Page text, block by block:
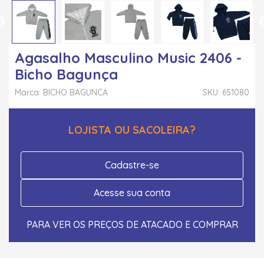
Agasalho Masculino Music 2406 -
Bicho Bagunça
SKU: 651080
Marca: BICHO BAGUNCA
LOJISTA OU SACOLEIRA?
Cadastre-se
Acesse sua conta
PARA VER OS PREÇOS DE ATACADO E COMPRAR